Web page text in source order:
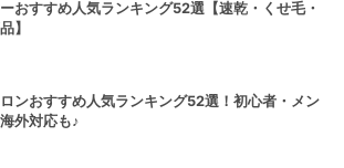
ーおすすめ人気ランキング52選【速乾・くせ毛・
】
ンおすすめ人気ランキング52選！初心者・メン
外対応も♪